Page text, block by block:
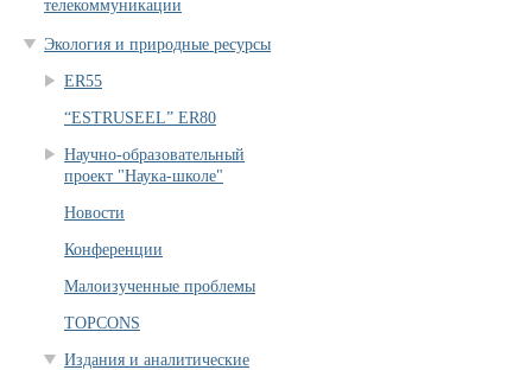
телекоммуникации
Экология и природные ресурсы
ER55
“ESTRUSEEL” ER80
Научно-образовательный
проект "Наука-школе"
Новости
Конференции
Малоизученные проблемы
TOPCONS
Издания и аналитические